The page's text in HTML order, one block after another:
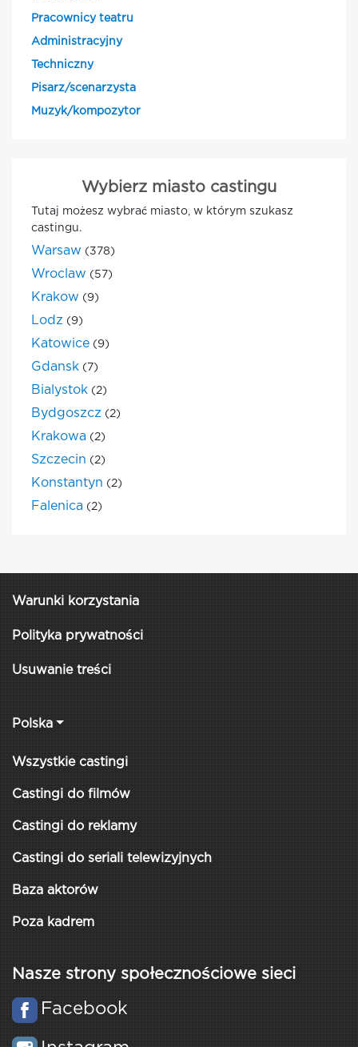
Pracownicy teatru
Administracyjny
Techniczny
Pisarz/scenarzysta
Muzyk/kompozytor
Wybierz miasto castingu
Tutaj możesz wybrać miasto, w którym szukasz
castingu.
Warsaw (378)
Wroclaw (57)
Krakow (9)
Lodz (9)
Katowice (9)
Gdansk (7)
Bialystok (2)
Bydgoszcz (2)
Krakowa (2)
Szczecin (2)
Konstantyn (2)
Falenica (2)
Warunki korzystania
Polityka prywatności
Usuwanie treści
Polska
Wszystkie castingi
Castingi do filmów
Castingi do reklamy
Castingi do seriali telewizyjnych
Baza aktorów
Poza kadrem
Nasze strony społecznościowe sieci
Facebook